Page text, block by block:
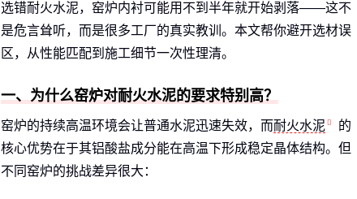
选错耐火水泥，窑炉内衬可能用不到半年就开始剥落——这不
是危言耸听，而是很多工厂的真实教训。本文帮你避开选材误
区，从性能匹配到施工细节一次性理清。
一、为什么窑炉对耐火水泥的要求特别高？
窑炉的持续高温环境会让普通水泥迅速失效，而耐火水泥
的
核心优势在于其铝酸盐成分能在高温下形成稳定晶体结构。但
不同窑炉的挑战差异很大：